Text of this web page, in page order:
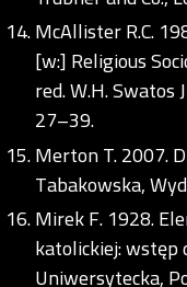
McAllister R.C.
[w:] Religious
red. W.H. Swatos
27–39.
Merton T. 2007.
Tabakowska,
Mirek F. 1928.
katolickiej: wstęp
Uniwersytecka,